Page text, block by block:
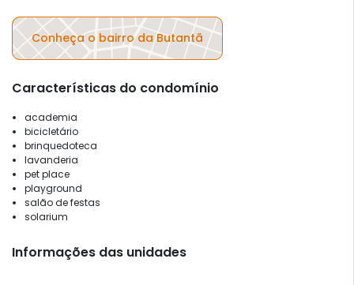
Conheça o bairro da Butantã
Características do condomínio
academia
bicicletário
brinquedoteca
lavanderia
pet place
playground
salão de festas
solarium
Informações das unidades